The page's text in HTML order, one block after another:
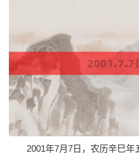
2001年7月7日，农历辛巳